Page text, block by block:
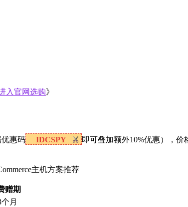
入官网选购》
优惠码 IDCSPY
即可叠加额外10%优惠），价
主机方案推荐
赠期
月